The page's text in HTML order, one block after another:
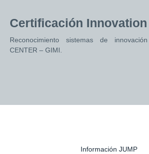
Certificación
Reconocimiento sistemas de
CENTER – GIMI.
Información JUMP